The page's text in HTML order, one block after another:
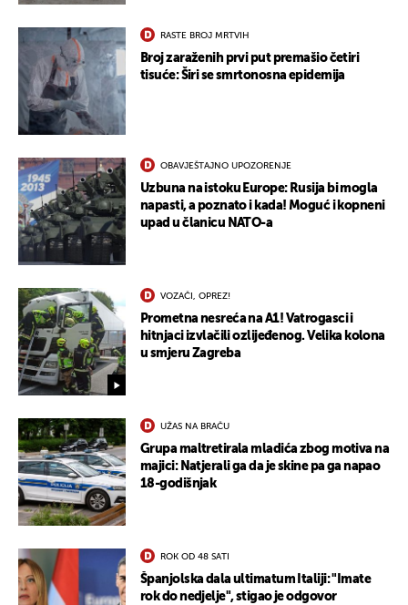
RASTE BROJ MRTVIH
Broj zaraženih prvi put premašio četiri
tisuće: Širi se smrtonosna epidemija
OBAVJEŠTAJNO UPOZORENJE
Uzbuna na istoku Europe: Rusija bi mogla
napasti, a poznato i kada! Moguć i kopneni
upad u članicu NATO-a
VOZAČI, OPREZ!
Prometna nesreća na A1! Vatrogasci i
hitnjaci izvlačili ozlijeđenog. Velika kolona
u smjeru Zagreba
UŽAS NA BRAČU
Grupa maltretirala mladića zbog motiva na
majici: Natjerali ga da je skine pa ga napao
18-godišnjak
ROK OD 48 SATI
Španjolska dala ultimatum Italiji: "Imate
rok do nedjelje", stigao je odgovor
UKLJUČITE NOTIFIKACIJE